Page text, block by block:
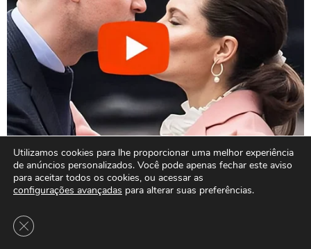
Utilizamos cookies para lhe proporcionar uma melhor experiência
de anúncios personalizados. Você pode apenas fechar este aviso
para aceitar todos os cookies, ou acessar as
configurações avançadas para alterar suas preferências.
Close GDPR Cookie Banner